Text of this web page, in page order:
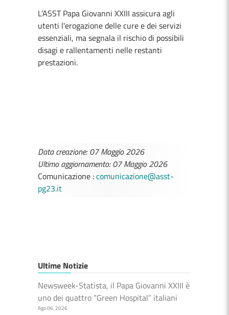
L’ASST Papa Giovanni XXIII assicura agli
utenti l'erogazione delle cure e dei servizi
essenziali, ma segnala il rischio di possibili
disagi e rallentamenti nelle restanti
prestazioni.
Data creazione: 07 Maggio 2026
Ultimo aggiornamento: 07 Maggio 2026
Comunicazione :comunicazione@asst-
pg23.it
Ultime Notizie
Newsweek-Statista, il Papa Giovanni XXIII è
uno dei quattro “Green Hospital” italiani
Ago 06, 2026